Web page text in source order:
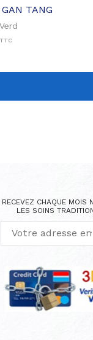
TANG
TTC
RECEVEZ CHAQUE MOIS
LES SOINS